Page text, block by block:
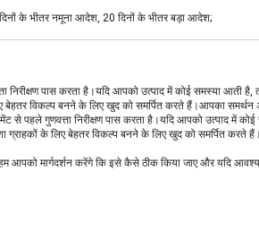
के भीतर नमूना आदेश, 20 दिनों के भीतर बड़ा आदेश;
निरीक्षण पास करता है।यदि आपको उत्पाद में कोई समस्या आती
बेहतर विकल्प बनने के लिए खुद को समर्पित करते हैं।आपका समर्थन
से पहले गुणवत्ता निरीक्षण पास करता है।यदि आपको उत्पाद में
ग्राहकों के लिए बेहतर विकल्प बनने के लिए खुद को समर्पित करते
आपको मार्गदर्शन करेंगे कि इसे कैसे ठीक किया जाए और यदि